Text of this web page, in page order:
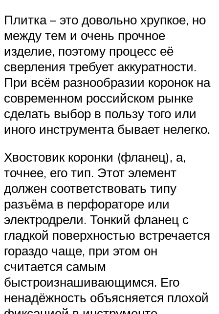
Плитка – это довольно хрупкое, но
между тем и очень прочное
изделие, поэтому процесс её
сверления требует аккуратности.
При всём разнообразии коронок на
современном российском рынке
сделать выбор в пользу того или
иного инструмента бывает нелегко.
Хвостовик коронки (фланец), а,
точнее, его тип. Этот элемент
должен соответствовать типу
разъёма в перфораторе или
электродрели. Тонкий фланец с
гладкой поверхностью встречается
гораздо чаще, при этом он
считается самым
быстроизнашивающимся. Его
ненадёжность объясняется плохой